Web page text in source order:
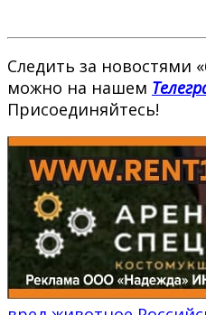
Следить за новостями
можно на нашем
Присоединяйтесь!